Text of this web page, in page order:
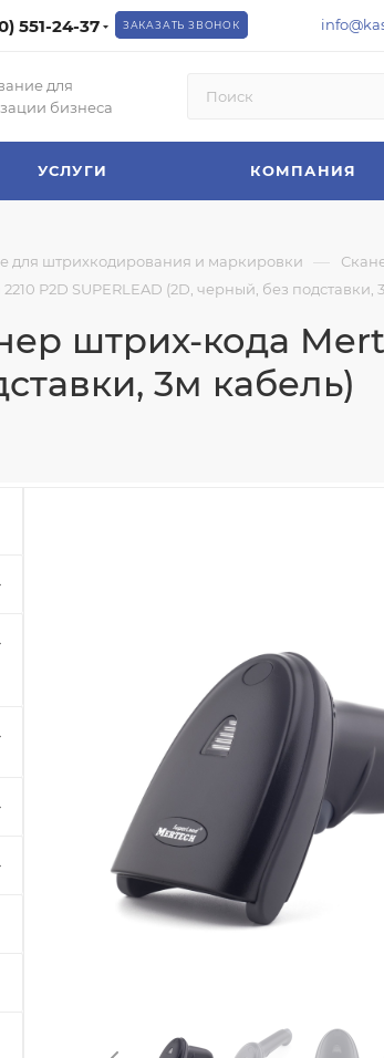
551-24-37 ЗАКАЗАТЬ ЗВОНОК
для
бизнеса
УСЛУГИ КОМПАНИЯ
для штрихкодирования и маркировки —
P2D SUPERLEAD (2D, черный, без подставки,
штрих-кода
3м кабель)